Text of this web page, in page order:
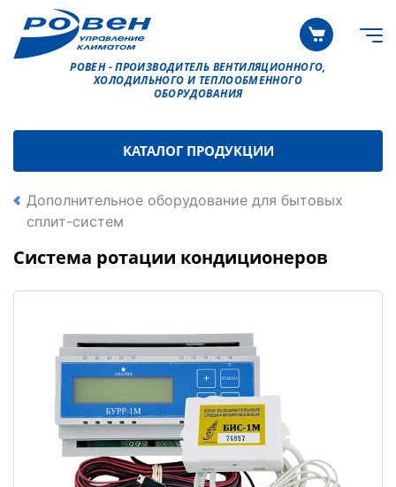
РОВЕН - ПРОИЗВОДИТЕЛЬ ВЕНТИЛЯЦИОННОГО,
ХОЛОДИЛЬНОГО И ТЕПЛООБМЕННОГО
ОБОРУДОВАНИЯ
КАТАЛОГ ПРОДУКЦИИ
Дополнительное оборудование для бытовых
сплит-систем
Система ротации кондиционеров